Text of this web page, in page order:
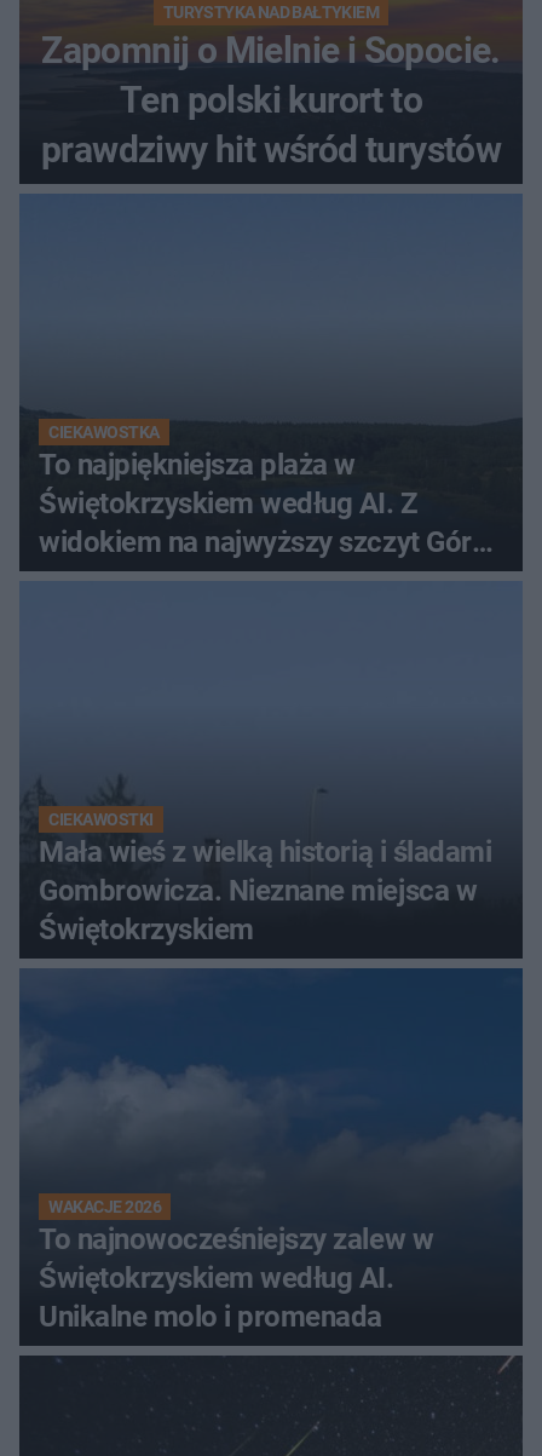
TURYSTYKA NAD BAŁTYKIEM
Zapomnij o Mielnie i Sopocie.
Ten polski kurort to
prawdziwy hit wśród turystów
CIEKAWOSTKA
To najpiękniejsza plaża w
Świętokrzyskiem według AI. Z
widokiem na najwyższy szczyt Gór
Świętokrzyskich
CIEKAWOSTKI
Mała wieś z wielką historią i śladami
Gombrowicza. Nieznane miejsca w
Świętokrzyskiem
WAKACJE 2026
To najnowocześniejszy zalew w
Świętokrzyskiem według AI.
Unikalne molo i promenada